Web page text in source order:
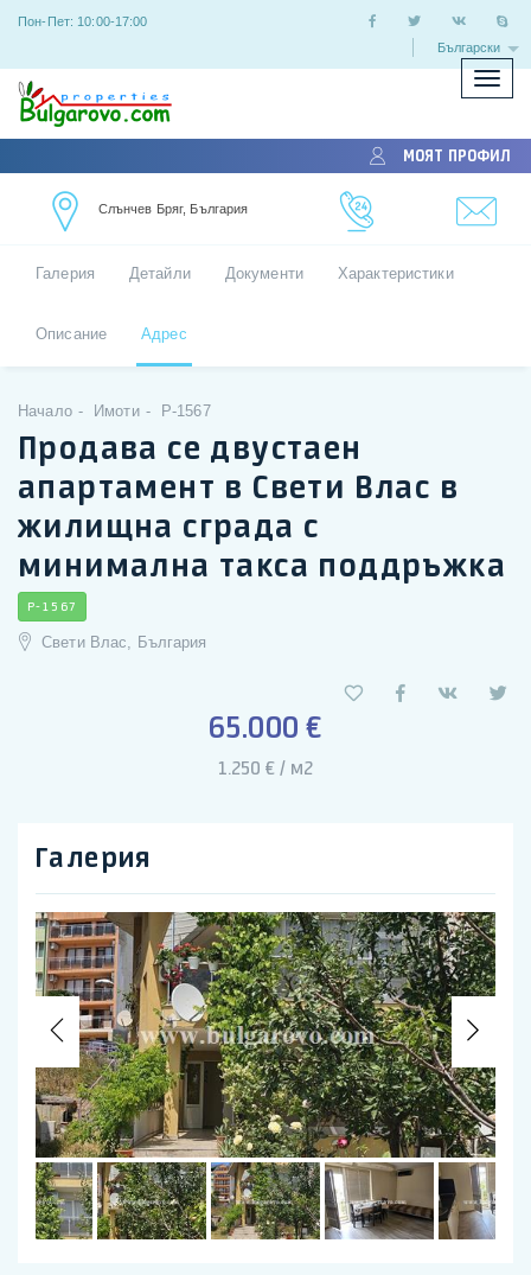
Пон-Пет: 10:00-17:00
Български
МОЯТ ПРОФИЛ
Слънчев Бряг, България
Галерия Детайли Документи Характеристики
Описание Адрес
Начало Имоти P-1567
Продава се двустаен
апартамент в Свети Влас в
жилищна сграда с
минимална такса поддръжка
P-1567
Свети Влас, България
65.000 €
1.250 € / м2
Галерия
Previous